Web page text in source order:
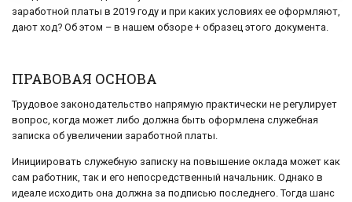
заработной платы в 2019 году и при каких условиях ее оформляют,
дают ход? Об этом – в нашем обзоре + образец этого документа.
ПРАВОВАЯ ОСНОВА
Трудовое законодательство напрямую практически не регулирует
вопрос, когда может либо должна быть оформлена служебная
записка об увеличении заработной платы.
Инициировать служебную записку на повышение оклада может как
сам работник, так и его непосредственный начальник. Однако в
идеале исходить она должна за подписью последнего. Тогда шанс